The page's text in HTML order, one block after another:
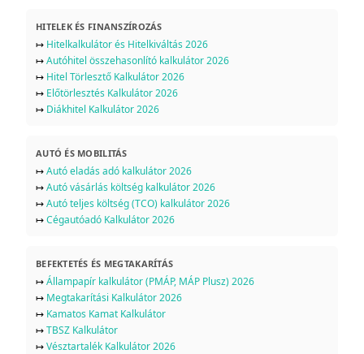
HITELEK ÉS FINANSZÍROZÁS
↦ Hitelkalkulátor és Hitelkiváltás 2026
↦Autóhitel összehasonlító kalkulátor 2026
↦ Hitel Törlesztő Kalkulátor 2026
↦ Előtörlesztés Kalkulátor 2026
↦ Diákhitel Kalkulátor 2026
AUTÓ ÉS MOBILITÁS
↦Autó eladás adó kalkulátor 2026
↦Autó vásárlás költség kalkulátor 2026
↦Autó teljes költség (TCO) kalkulátor 2026
↦Cégautóadó Kalkulátor 2026
BEFEKTETÉS ÉS MEGTAKARÍTÁS
↦Állampapír kalkulátor (PMÁP, MÁP Plusz) 2026
↦ Megtakarítási Kalkulátor 2026
↦ Kamatos Kamat Kalkulátor
↦TBSZ Kalkulátor
↦Vésztartalék Kalkulátor 2026